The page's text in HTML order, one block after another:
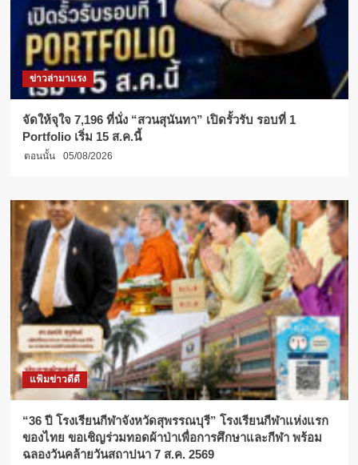
ข่าวล่ามาแรง
จัดให้จุใจ 7,196 ที่นั่ง “สวนสุนันทา” เปิดรั้วรับ รอบที่ 1
Portfolio เริ่ม 15 ส.ค.นี้
ตอนนั้น 05/08/2026
แฟ้มข่าวดีดี
“36 ปี โรงเรียนกีฬาจังหวัดสุพรรณบุรี” โรงเรียนกีฬาแห่งแรก
ของไทย ขอเชิญร่วมทอดผ้าป่าเพื่อการศึกษาและกีฬา พร้อม
ฉลองวันคล้ายวันสถาปนา 7 ส.ค. 2569